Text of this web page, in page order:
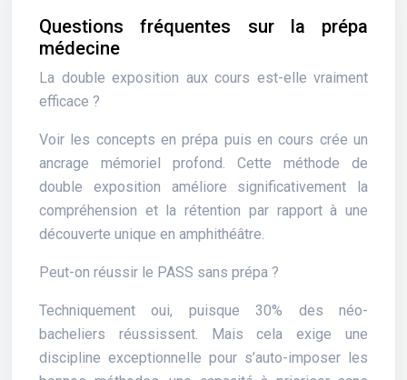
Questions fréquentes sur la prépa
médecine
La double exposition aux cours est-elle vraiment
efficace ?
Voir les concepts en prépa puis en cours crée un
ancrage mémoriel profond. Cette méthode de
double exposition améliore significativement la
compréhension et la rétention par rapport à une
découverte unique en amphithéâtre.
Peut-on réussir le PASS sans prépa ?
Techniquement oui, puisque 30% des néo-
bacheliers réussissent. Mais cela exige une
discipline exceptionnelle pour s’auto-imposer les